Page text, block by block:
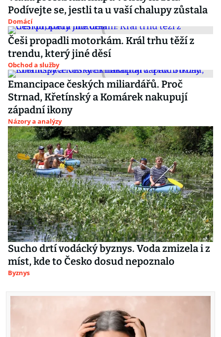
Podívejte se, jestli ta u vaší chalupy zůstala
Domácí
Češi propadli motorkám. Král trhu těží z
trendu, který jiné děsí
Obchod a služby
Emancipace českých miliardářů. Proč
Strnad, Křetínský a Komárek nakupují
západní ikony
Názory a analýzy
Sucho drtí vodácký byznys. Voda zmizela i z
míst, kde to Česko dosud nepoznalo
Byznys